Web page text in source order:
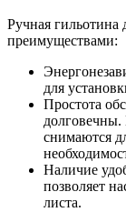
Ручная гильотина
преимуществами:
для
Простота
долговечны.
снимаются
Наличие
позволяет
листа.